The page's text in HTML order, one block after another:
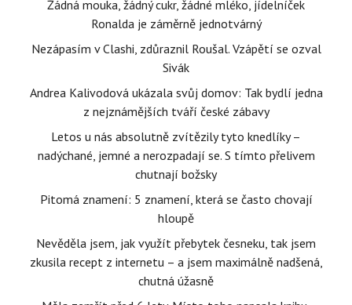
Žádná mouka, žádný cukr, žádné mléko, jídelníček
Ronalda je záměrně jednotvárný
Nezápasím v Clashi, zdůraznil Roušal. Vzápětí se ozval
Sivák
Andrea Kalivodová ukázala svůj domov: Tak bydlí jedna
z nejznámějších tváří české zábavy
Letos u nás absolutně zvítězily tyto knedlíky –
nadýchané, jemné a nerozpadají se. S tímto přelivem
chutnají božsky
Pitomá znamení: 5 znamení, která se často chovají
hloupě
Nevěděla jsem, jak využít přebytek česneku, tak jsem
zkusila recept z internetu – a jsem maximálně nadšená,
chutná úžasně